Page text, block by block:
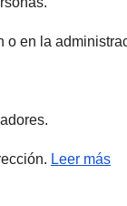
o en la
Leer más